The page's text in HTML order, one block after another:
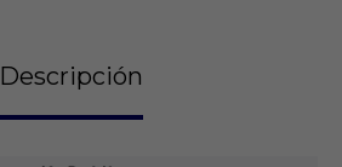
Descripción